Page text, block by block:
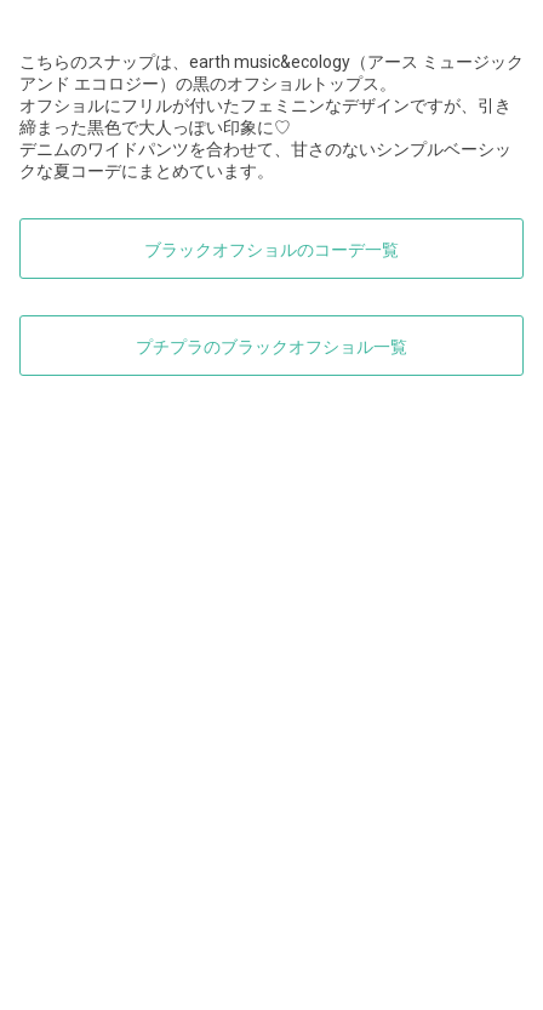
こちらのスナップは、earth music&ecology（アース ミュージック
アンド エコロジー）の黒のオフショルトップス。
オフショルにフリルが付いたフェミニンなデザインですが、引き
締まった黒色で大人っぽい印象に♡
デニムのワイドパンツを合わせて、甘さのないシンプルベーシッ
クな夏コーデにまとめています。
ブラックオフショルのコーデ一覧
プチプラのブラックオフショル一覧